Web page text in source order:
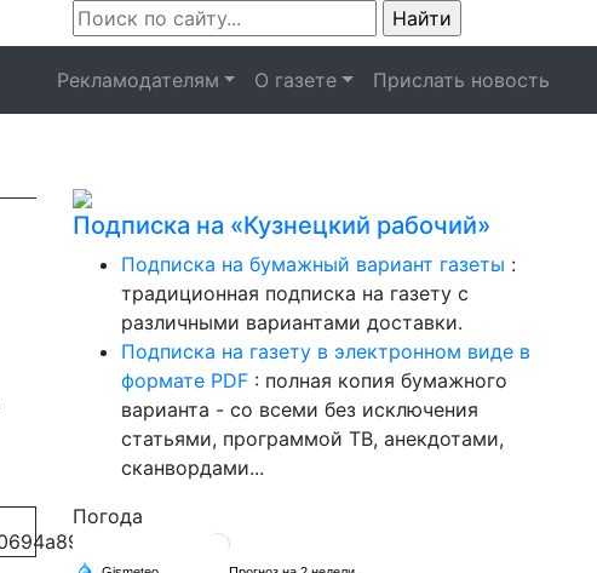
Рекламодателям О газете
Прислать новость
Подписка на «Кузнецкий рабочий»
Подписка на бумажный вариант газеты :
традиционная подписка на газету с
различными вариантами доставки.
Подписка на газету в электронном виде в
формате PDF : полная копия бумажного
варианта - со всеми без исключения
статьями, программой ТВ, анекдотами,
сканвордами...
Погода